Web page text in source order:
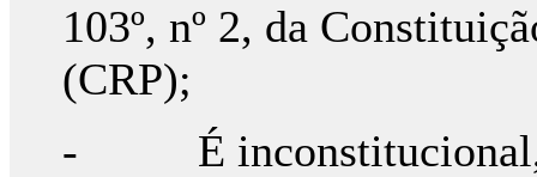
103º, nº 2, da
(CRP);
- É inconstitucional,